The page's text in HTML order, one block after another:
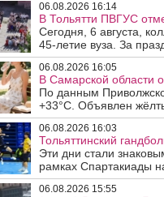
06.08.2026 16:14
В Тольятти ПВГУС
Сегодня, 6 августа,
45-летие вуза. За
06.08.2026 16:05
В Самарской области
По данным
+33°C. Объявлен
06.08.2026 16:03
Тольяттинский
Эти дни стали
рамках Спартакиады
06.08.2026 15:55